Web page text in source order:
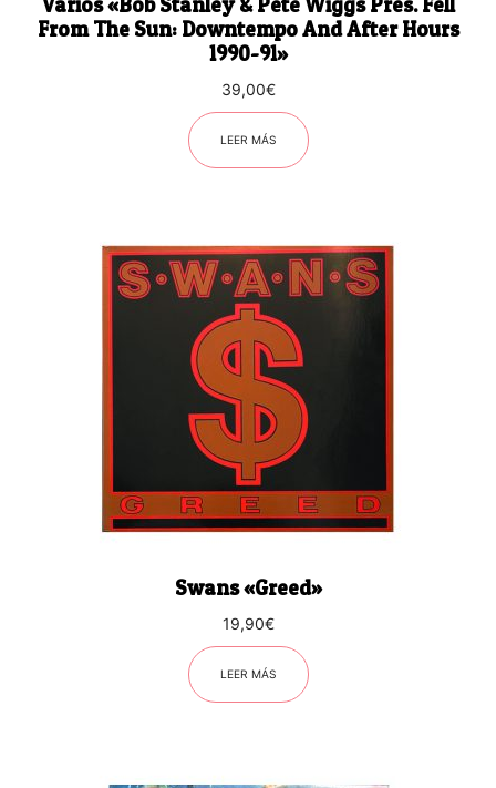
From The Sun: Downtempo And After Hours
1990-91»
39,00€
LEER MÁS
Swans «Greed»
19,90€
LEER MÁS